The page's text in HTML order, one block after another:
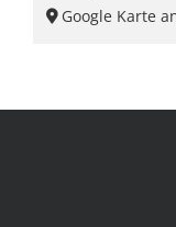
Google Karte